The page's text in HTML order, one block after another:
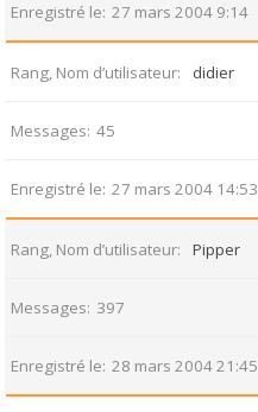
Enregistré le 27 mars 2004 9:14
Rang, Nom d’utilisateur didier
Messages 45
Enregistré le 27 mars 2004 14:53
Rang, Nom d’utilisateur Pipper
Messages 397
Enregistré le 28 mars 2004 21:45